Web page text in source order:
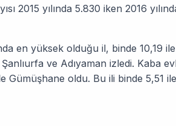
2015 yılında 5.830 iken 2016
en yüksek olduğu il, binde 10,19
ve Adıyaman izledi. Kaba
Gümüşhane oldu. Bu ili binde 5,51